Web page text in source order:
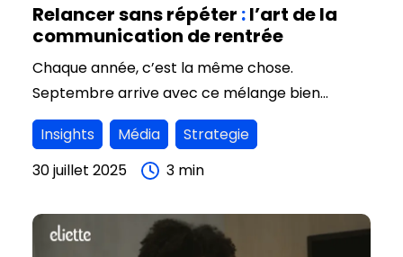
Relancer sans répéter :l’art de la
communication de rentrée
Chaque année, c’est la même chose.
Septembre arrive avec ce mélange bien
particulier : l’agenda qui se remplit, les projets
qui se bousculent, les équipes qui se retrouvent.
Et dans cette effervescence si particulière,
et les marques : Comment reprendre la parole
avec justesse, sans simplement redémarrer les
Insights Média
Strategie
30 juillet 2025
3 min